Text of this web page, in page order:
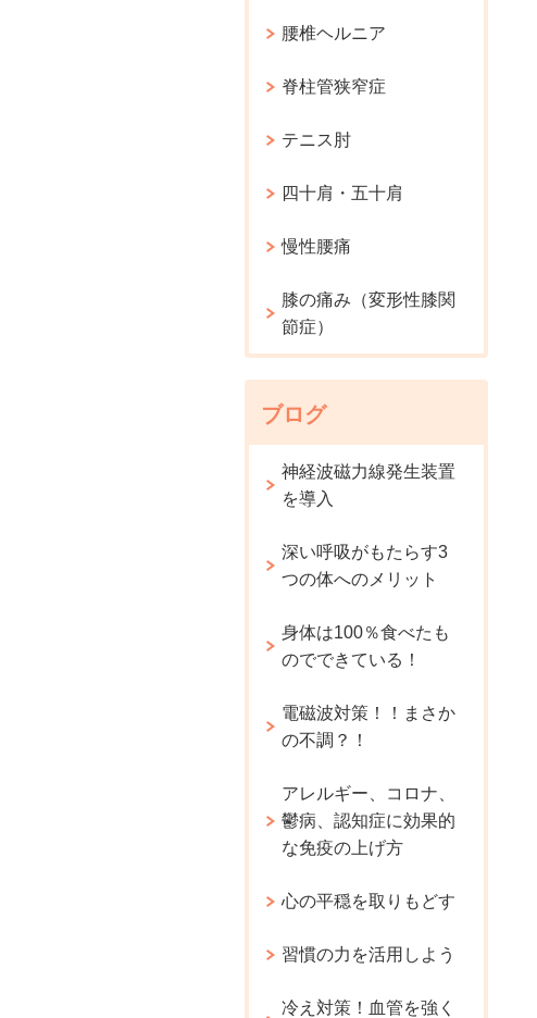
腰椎ヘルニア
脊柱管狭窄症
テニス肘
四十肩・五十肩
慢性腰痛
膝の痛み（変形性膝関
節症）
ブログ
神経波磁力線発生装置
を導入
深い呼吸がもたらす3
つの体へのメリット
身体は100％食べたも
のでできている！
電磁波対策！！まさか
の不調？！
アレルギー、コロナ、
鬱病、認知症に効果的
な免疫の上げ方
心の平穏を取りもどす
習慣の力を活用しよう
冷え対策！血管を強く